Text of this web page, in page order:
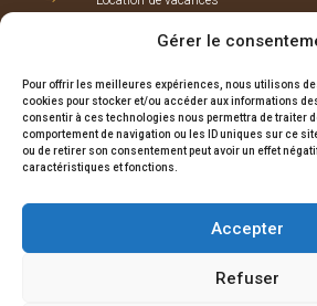
Gérer le
Pour offrir les meilleures expériences, nous utilisons
cookies pour stocker et/ou accéder aux informations
consentir à ces technologies nous permettra de traiter
comportement de navigation ou les ID uniques sur ce
ou de retirer son consentement peut avoir un effet
caractéristiques et fonctions.
Accepter
Refuser
Réserver une maison
$ Nos logements